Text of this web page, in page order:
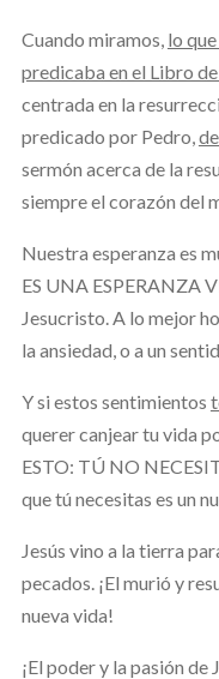
Cuando miramos, lo
predicaba en el Libro de
centrada en la
predicado por Pedro,
sermón acerca de la
siempre el corazón del
Nuestra esperanza es
ES UNA ESPERANZA
Jesucristo. A lo mejor
la ansiedad, o a un
Y si estos sentimientos
querer canjear tu vida
ESTO: TÚ NO
que tú necesitas es un
Jesús vino a la tierra
pecados. ¡El murió y
nueva vida!
¡El poder y la pasión de